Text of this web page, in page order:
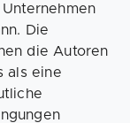
Die
die Autoren
als eine